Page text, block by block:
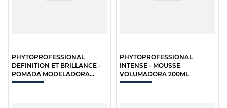
PHYTOPROFESSIONAL
DEFINITION ET BRILLANCE -
POMADA MODELADORA
EFEITO BILHO 75ML
PHYTOPROFESSIONAL
INTENSE - MOUSSE
VOLUMADORA 200ML